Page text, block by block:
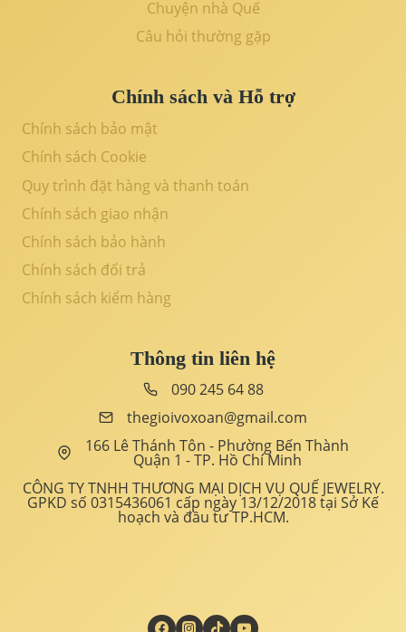
Chuyện nhà Quế
Câu hỏi thường gặp
Chính sách và Hỗ trợ
Chính sách bảo mật
Chính sách Cookie
Quy trình đặt hàng và thanh toán
Chính sách giao nhận
Chính sách bảo hành
Chính sách đổi trả
Chính sách kiểm hàng
Thông tin liên hệ
090 245 64 88
thegioivoxoan@gmail.com
166 Lê Thánh Tôn - Phường Bến Thành
Quận 1 - TP. Hồ Chí Minh
CÔNG TY TNHH THƯƠNG MẠI DỊCH VỤ QUẾ JEWELRY.
GPKD số 0315436061 cấp ngày 13/12/2018 tại Sở Kế
hoạch và đầu tư TP.HCM.